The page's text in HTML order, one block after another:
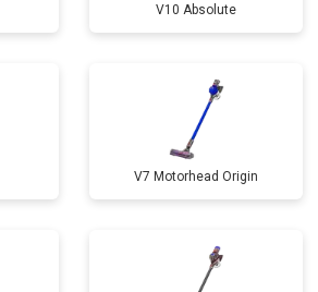
V10 Absolute
V7 Motorhead Origin